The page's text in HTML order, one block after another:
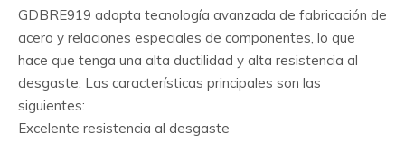
GDBRE919 adopta tecnología avanzada de fabricación de
acero y relaciones especiales de componentes, lo que
hace que tenga una alta ductilidad y alta resistencia al
desgaste. Las características principales son las
siguientes:
Excelente resistencia al desgaste